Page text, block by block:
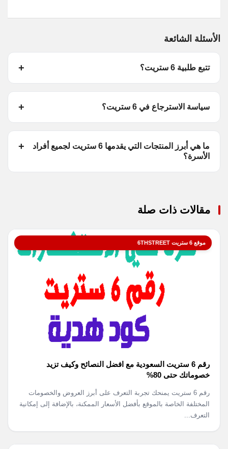
الأسئلة الشائعة
تتبع طلبية 6 ستريت؟
سياسة الاسترجاع في 6 ستريت؟
ما هي أبرز المنتجات التي يقدمها 6 ستريت لجميع أفراد
الأسرة؟
مقالات ذات صلة
موقع 6 ستريت 6THSTREET
رقم 6 ستريت السعودية مع افضل النصائح وكيف تزيد
خصوماتك حتى 80%
رقم 6 ستريت يمنحك تجربة التعرف على أبرز العروض والخصومات
المختلفة الخاصة بالموقع بأفضل الأسعار الممكنة، بالإضافة إلى إمكانية
التعرف...